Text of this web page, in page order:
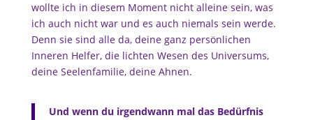
wollte ich in diesem Moment nicht alleine sein, was
ich auch nicht war und es auch niemals sein werde.
Denn sie sind alle da, deine ganz persönlichen
Inneren Helfer, die lichten Wesen des Universums,
deine Seelenfamilie, deine Ahnen.
Und wenn du irgendwann mal das Bedürfnis